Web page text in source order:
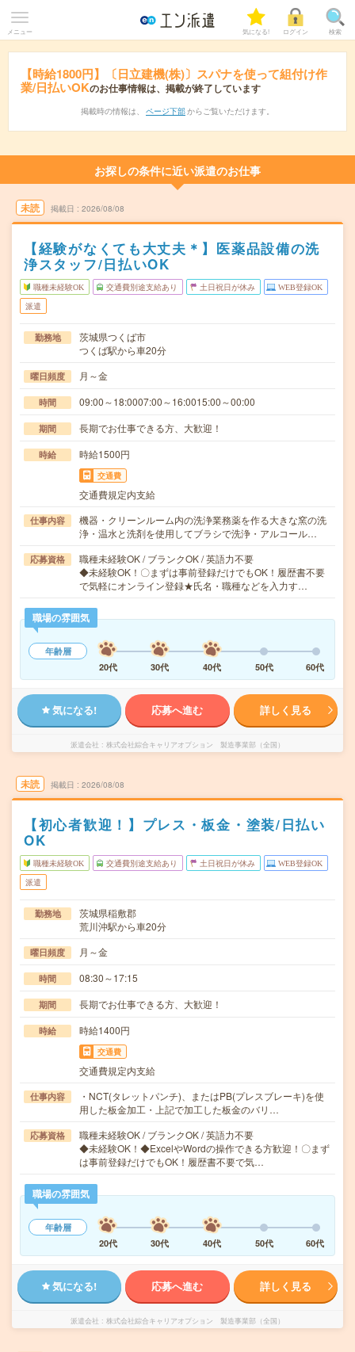
メニュー 気になる! ログイン 検索
【時給1800円】〔日立建機(株)〕スパナを使って組付け作
業/日払いOKのお仕事情報は、掲載が終了しています
掲載時の情報は、 ページ下部 からご覧いただけます。
お探しの条件に近い派遣のお仕事
未読 掲載日 2026/08/08
【経験がなくても大丈夫＊】医薬品設備の洗
浄スタッフ/日払いOK
職種未経験OK 交通費別途支給あり 土日祝日が休み WEB登録OK
派遣
勤務地
茨城県つくば市
つくば駅から車20分
曜日頻度 月～金
時間 09:00～18:0007:00～16:0015:00～00:00
期間 長期でお仕事できる方、大歓迎！
時給 時給1500円
交通費
交通費規定内支給
仕事内容
機器・クリーンルーム内の洗浄業務薬を作る大きな窯の洗
浄・温水と洗剤を使用してブラシで洗浄・アルコール…
応募資格
職種未経験OK / ブランクOK / 英語力不要
◆未経験OK！〇まずは事前登録だけでもOK！履歴書不要
で気軽にオンライン登録★氏名・職種などを入力す…
職場の雰囲気
年齢層
20代
30代 40代 50代 60代
気になる! 応募へ進む 詳しく見る
派遣会社 株式会社綜合キャリアオプション 製造事業部（全国）
未読 掲載日 2026/08/08
【初心者歓迎！】プレス・板金・塗装/日払い
OK
職種未経験OK 交通費別途支給あり 土日祝日が休み WEB登録OK
派遣
勤務地
茨城県稲敷郡
荒川沖駅から車20分
曜日頻度 月～金
時間 08:30～17:15
期間 長期でお仕事できる方、大歓迎！
時給 時給1400円
交通費
交通費規定内支給
仕事内容
・NCT(タレットパンチ)、またはPB(プレスブレーキ)を使
用した板金加工・上記で加工した板金のバリ…
応募資格
職種未経験OK / ブランクOK / 英語力不要
◆未経験OK！◆ExcelやWordの操作できる方歓迎！〇まず
は事前登録だけでもOK！履歴書不要で気…
職場の雰囲気
年齢層
20代
30代 40代 50代 60代
気になる! 応募へ進む 詳しく見る
派遣会社 株式会社綜合キャリアオプション 製造事業部（全国）